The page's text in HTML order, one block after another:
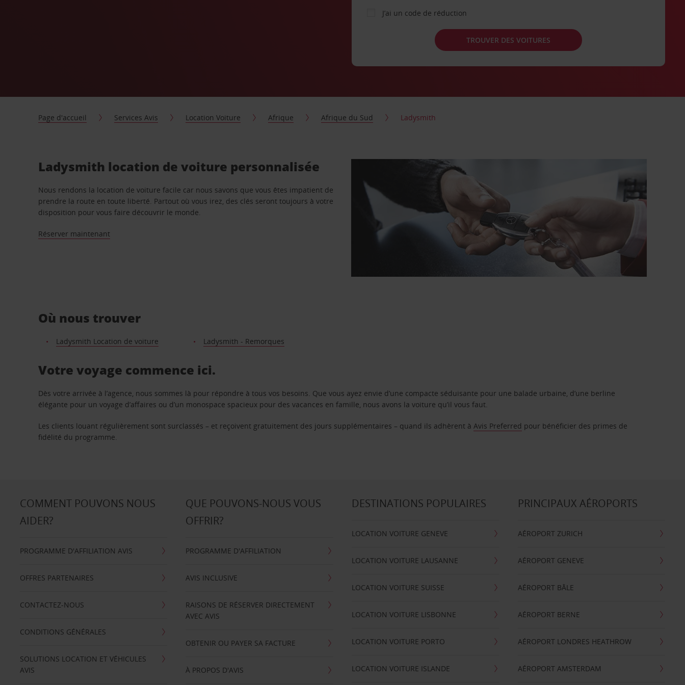
J’ai un code de réduction
TROUVER DES VOITURES
Page d'accueil Services Avis Location Voiture Afrique Afrique du Sud Ladysmith
Ladysmith location de voiture personnalisée
Nous rendons la location de voiture facile car nous savons que vous êtes impatient de
prendre la route en toute liberté. Partout où vous irez, des clés seront toujours à votre
disposition pour vous faire découvrir le monde.
Réserver maintenant
Où nous trouver
Ladysmith Location de voiture Ladysmith - Remorques
Votre voyage commence ici.
Dès votre arrivée à l’agence, nous sommes là pour répondre à tous vos besoins. Que vous ayez envie d’une compacte séduisante pour une balade urbaine, d’une berline
élégante pour un voyage d’affaires ou d’un monospace spacieux pour des vacances en famille, nous avons la voiture qu’il vous faut.
Les clients louant régulièrement sont surclassés – et reçoivent gratuitement des jours supplémentaires – quand ils adhèrent àAvis Preferred pour bénéficier des primes de
fidélité du programme.
COMMENT POUVONS NOUS
AIDER?
PROGRAMME D'AFFILIATION AVIS
OFFRES PARTENAIRES
CONTACTEZ-NOUS
CONDITIONS GÉNÉRALES
SOLUTIONS LOCATION ET VÉHICULES
AVIS
QUE POUVONS-NOUS VOUS
OFFRIR?
PROGRAMME D'AFFILIATION
AVIS INCLUSIVE
RAISONS DE RÉSERVER DIRECTEMENT
AVEC AVIS
OBTENIR OU PAYER SA FACTURE
À PROPOS D'AVIS
DESTINATIONS POPULAIRES
LOCATION VOITURE GENEVE
LOCATION VOITURE LAUSANNE
LOCATION VOITURE SUISSE
LOCATION VOITURE LISBONNE
LOCATION VOITURE PORTO
LOCATION VOITURE ISLANDE
PRINCIPAUX AÉROPORTS
AÉROPORT ZURICH
AÉROPORT GENEVE
AÉROPORT BÂLE
AÉROPORT BERNE
AÉROPORT LONDRES HEATHROW
AÉROPORT AMSTERDAM